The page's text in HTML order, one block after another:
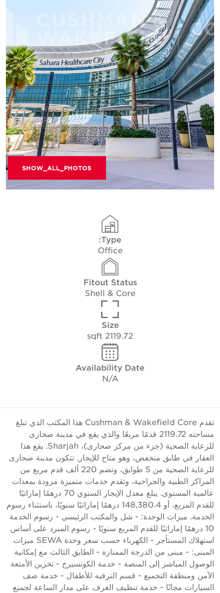
SHOW_ALL_PHOTOS
Type:
Office
Fitout Status
Shell & Core
Size
2119.72 sqft
Availability Date
N/A
تقدم Cushman & Wakefield Core هذا المكتب الذي تبلغ
مساحته 2119.72 قدمًا مربعًا والذي يقع في مدينة صحارى
للرعاية الصحية (جزء من مركز صحارى)، Sharjah. يقع هذا
العقار في طابق منخفض، وهو متاح للإيجار. تتكون مدينة صحارى
للرعاية الصحية من 5 طوابق، وتضم 220 ألف قدم مربع من
المراكز الطبية والجراحية، وتقدم خدمات متميزة مزودة بمعدات
عالمية المستوى. يبلغ معدل الإيجار السنوي 70 درهمًا إماراتيًا
للقدم المربع، أو 148,380.4 درهمًا إماراتيًا سنويًا، باستثناء رسوم
الخدمة. ميزات الوحدة: - شل والمكتب الرئيسي - رسوم الخدمة
10 درهمًا إماراتيًا للقدم المربع سنويًا - رسوم المبرد على أساس
استهلاك المستأجر - الكهرباء حسب سعر وحدة SEWA ميزات
المبنى: - مبنى من الدرجة الممتازة - الطابق الثالث مع إمكانية
الوصول المباشر إلى المنصة - خدمة الكونسيرج - تخزين الأمتعة
الآمن ومنطقة التجميع - قسم الترفيه للأطفال - خدمة صف
السيارات مجانًا - خدمة تنظيف الغرف على مدار الساعة لجميع